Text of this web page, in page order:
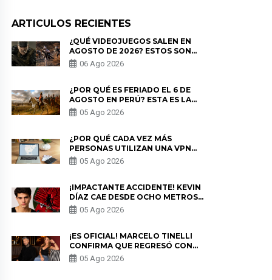
ARTICULOS RECIENTES
¿QUÉ VIDEOJUEGOS SALEN EN
AGOSTO DE 2026? ESTOS SON
LOS ESTRENOS MÁS ESPERADOS
06 Ago 2026
¿POR QUÉ ES FERIADO EL 6 DE
AGOSTO EN PERÚ? ESTA ES LA
HISTORIA
05 Ago 2026
¿POR QUÉ CADA VEZ MÁS
PERSONAS UTILIZAN UNA VPN
PARA PROTEGER SU
PRIVACIDAD?
05 Ago 2026
¡IMPACTANTE ACCIDENTE! KEVIN
DÍAZ CAE DESDE OCHO METROS
EN “ESTO ES GUERRA” Y GENERA
PREOCUPACIÓN
05 Ago 2026
¡ES OFICIAL! MARCELO TINELLI
CONFIRMA QUE REGRESÓ CON
MILETT FIGUEROA: “EL AMOR
PUDO MÁS”
05 Ago 2026